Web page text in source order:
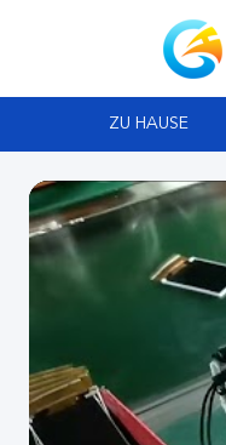
ZU HAUSE